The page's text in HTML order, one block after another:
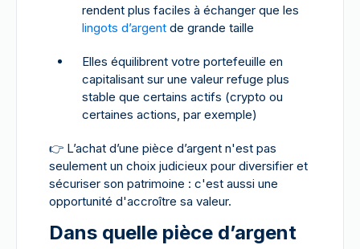
rendent plus faciles à échanger que les
lingots d’argent de grande taille
Elles équilibrent votre portefeuille en
capitalisant sur une valeur refuge plus
stable que certains actifs (crypto ou
certaines actions, par exemple)
👉 L’achat d’une pièce d’argent n'est pas
seulement un choix judicieux pour diversifier et
sécuriser son patrimoine : c'est aussi une
opportunité d'accroître sa valeur.
Dans quelle pièce d’argent